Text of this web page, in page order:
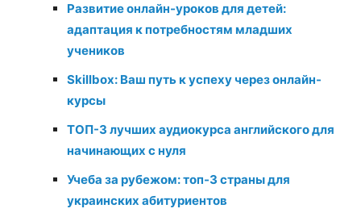
Развитие онлайн-уроков для детей:
адаптация к потребностям младших
учеников
Skillbox: Ваш путь к успеху через онлайн-
курсы
ТОП-3 лучших аудиокурса английского для
начинающих с нуля
Учеба за рубежом: топ-3 страны для
украинских абитуриентов